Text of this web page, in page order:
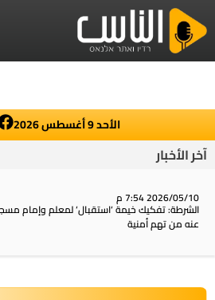
الأحد 9 أغسطس 2026
آخر الأخبار
2026/05/10 7:54 م
الشرطة: تفكيك خيمة ‘استقبال‘ لمعلم وإمام
عنه من تهم أمنية